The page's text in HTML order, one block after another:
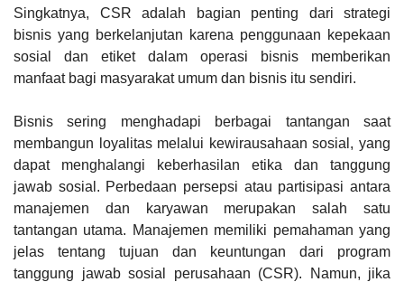
Singkatnya, CSR adalah bagian penting dari strategi
bisnis yang berkelanjutan karena penggunaan kepekaan
sosial dan etiket dalam operasi bisnis memberikan
manfaat bagi masyarakat umum dan bisnis itu sendiri.
Bisnis sering menghadapi berbagai tantangan saat
membangun loyalitas melalui kewirausahaan sosial, yang
dapat menghalangi keberhasilan etika dan tanggung
jawab sosial. Perbedaan persepsi atau partisipasi antara
manajemen dan karyawan merupakan salah satu
tantangan utama. Manajemen memiliki pemahaman yang
jelas tentang tujuan dan keuntungan dari program
tanggung jawab sosial perusahaan (CSR). Namun, jika